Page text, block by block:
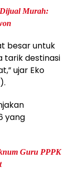
Murah:
besar untuk
tarik destinasi
ujar Eko
yang
Guru PPPK